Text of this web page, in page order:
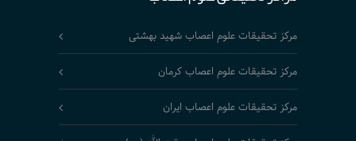
مرکز تحقیقات علوم اعصاب شهید بهشتی
مرکز تحقیقات علوم اعصاب کرمان
مرکز تحقیقات علوم اعصاب ایران